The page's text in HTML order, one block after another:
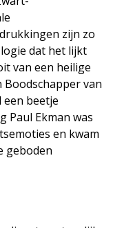
zijn zo
dat het lijkt
van een heilige
van
een beetje
Paul Ekman was
en kwam
geboden